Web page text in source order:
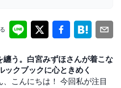
う。白宮みずほさんが着こな
クブックに心ときめく
こんにちは！ 今回私が注目